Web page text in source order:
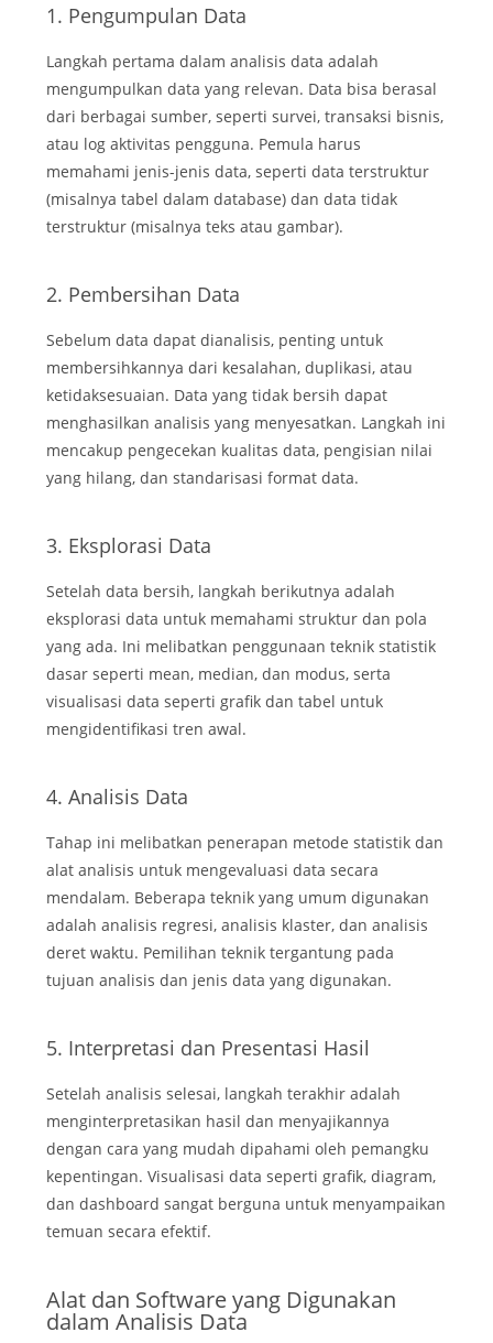
1. Pengumpulan Data
Langkah pertama dalam analisis data adalah
mengumpulkan data yang relevan. Data bisa berasal
dari berbagai sumber, seperti survei, transaksi bisnis,
atau log aktivitas pengguna. Pemula harus
memahami jenis-jenis data, seperti data terstruktur
(misalnya tabel dalam database) dan data tidak
terstruktur (misalnya teks atau gambar).
2. Pembersihan Data
Sebelum data dapat dianalisis, penting untuk
membersihkannya dari kesalahan, duplikasi, atau
ketidaksesuaian. Data yang tidak bersih dapat
menghasilkan analisis yang menyesatkan. Langkah ini
mencakup pengecekan kualitas data, pengisian nilai
yang hilang, dan standarisasi format data.
3. Eksplorasi Data
Setelah data bersih, langkah berikutnya adalah
eksplorasi data untuk memahami struktur dan pola
yang ada. Ini melibatkan penggunaan teknik statistik
dasar seperti mean, median, dan modus, serta
visualisasi data seperti grafik dan tabel untuk
mengidentifikasi tren awal.
4. Analisis Data
Tahap ini melibatkan penerapan metode statistik dan
alat analisis untuk mengevaluasi data secara
mendalam. Beberapa teknik yang umum digunakan
adalah analisis regresi, analisis klaster, dan analisis
deret waktu. Pemilihan teknik tergantung pada
tujuan analisis dan jenis data yang digunakan.
5. Interpretasi dan Presentasi Hasil
Setelah analisis selesai, langkah terakhir adalah
menginterpretasikan hasil dan menyajikannya
dengan cara yang mudah dipahami oleh pemangku
kepentingan. Visualisasi data seperti grafik, diagram,
dan dashboard sangat berguna untuk menyampaikan
temuan secara efektif.
Alat dan Software yang Digunakan
dalam Analisis Data